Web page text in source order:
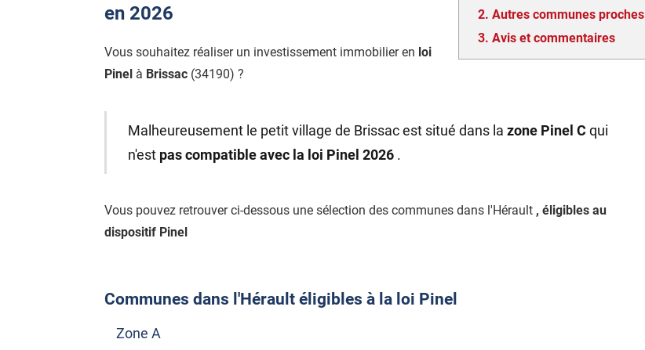
2. Autres communes proches
3. Avis et commentaires
en 2026
Vous souhaitez réaliser un investissement immobilier en loi
Pinel à Brissac (34190) ?
Malheureusement le petit village de Brissac est situé dans la zone Pinel C qui
n'est pas compatible avec la loi Pinel 2026 .
Vous pouvez retrouver ci-dessous une sélection des communes dans l'Hérault , éligibles au
dispositif Pinel
Communes dans l'Hérault éligibles à la loi Pinel
Zone A